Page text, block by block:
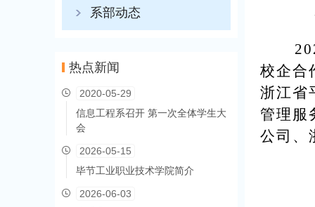
系部动态
热点新闻
2020-05-29
信息工程系召开 第一次全体学生大
会
2026-05-15
毕节工业职业技术学院简介
2026-06-03
校企合
浙江省
管理服
公司、